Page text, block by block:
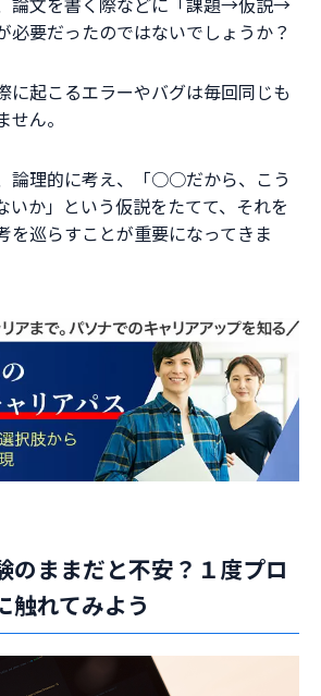
必要だったのではないでしょうか？
に起こるエラーやバグは毎回同じも
ん。
論理的に考え、「○○だから、こう
いか」という仮説をたてて、それを
を巡らすことが重要になってきま
のままだと不安？１度プロ
触れてみよう